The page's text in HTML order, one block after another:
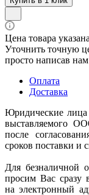
Цена товара
Уточнить точную
просто написав
Оплата
Доставка
Юридические лица
выставляемого
после
сроков поставки и
Для безналичной
просим Вас сразу
на электронный